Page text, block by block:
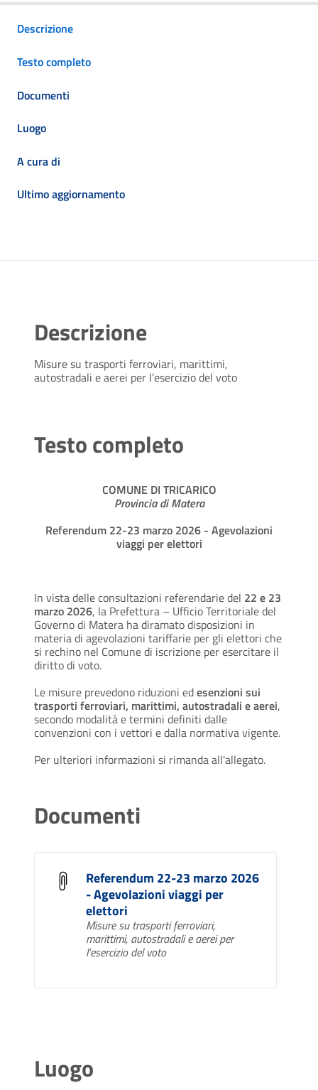
Descrizione
Testo completo
Documenti
Luogo
A cura di
Ultimo aggiornamento
Descrizione
Misure su trasporti ferroviari, marittimi,
autostradali e aerei per l’esercizio del voto
Testo completo
COMUNE DI TRICARICO
Provincia di Matera
Referendum 22-23 marzo 2026 - Agevolazioni
viaggi per elettori
In vista delle consultazioni referendarie del 22 e 23
marzo 2026, la Prefettura – Ufficio Territoriale del
Governo di Matera ha diramato disposizioni in
materia di agevolazioni tariffarie per gli elettori che
si rechino nel Comune di iscrizione per esercitare il
diritto di voto.
Le misure prevedono riduzioni edesenzioni sui
trasporti ferroviari, marittimi, autostradali e aerei,
secondo modalità e termini definiti dalle
convenzioni con i vettori e dalla normativa vigente.
Per ulteriori informazioni si rimanda all'allegato.
Documenti
Referendum 22-23 marzo 2026
- Agevolazioni viaggi per
elettori
Misure su trasporti ferroviari,
marittimi, autostradali e aerei per
l’esercizio del voto
Luogo